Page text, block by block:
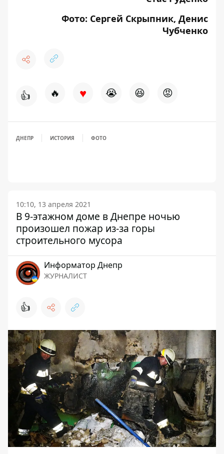
Фото: Сергей Скрыпник, Денис
Чубченко
👍 🔥 ♥ 😭 😆 😡
ДНЕПР ИСТОРИЯ ФОТО
10:10, 13 апреля 2021
В 9-этажном доме в Днепре ночью
произошел пожар из-за горы
строительного мусора
Информатор Днепр
ЖУРНАЛИСТ
👍